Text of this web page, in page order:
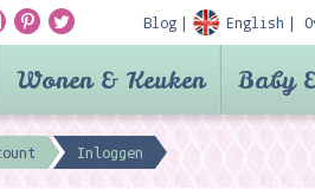
Blog English
Wonen & Keuken Baby
Inloggen